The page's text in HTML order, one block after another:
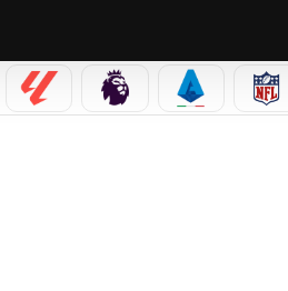
LEAGUE
LALIGA PREMIER LEAGUE
SERIE A NFL